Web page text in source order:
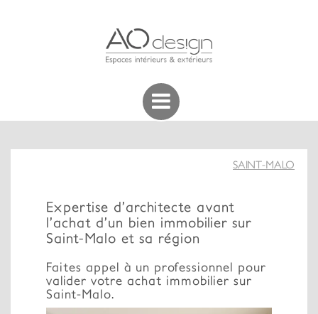
SAINT-MALO
Expertise d’architecte avant
l’achat d’un bien immobilier sur
Saint-Malo et sa région
Faites appel à un professionnel pour
valider votre achat immobilier sur
Saint-Malo.